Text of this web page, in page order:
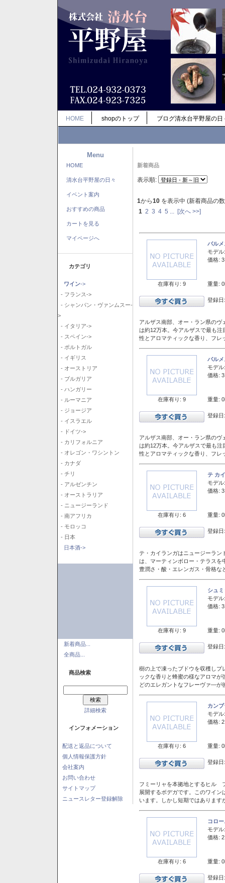
HOME shopのトップ ブログ清水台平野屋の日
Menu
HOME
清水台平野屋の日々
イベント案内
おすすめの商品
カートを見る
マイページへ
カテゴリ
ワイン->
- フランス->
- シャンパン・ヴァンムスー-
>
- イタリア->
- スペイン->
- ポルトガル
- イギリス
- オーストリア
- ブルガリア
- ハンガリー
- ルーマニア
- ジョージア
- イスラエル
- ドイツ->
- カリフォルニア
- オレゴン・ワシントン
- カナダ
- チリ
- アルゼンチン
- オーストラリア
- ニュージーランド
- 南アフリカ
- モロッコ
- 日本
日本酒->
新着商品...
全商品...
商品検索
詳細検索
インフォメーション
配送と返品について
個人情報保護方針
会社案内
お問い合わせ
サイトマップ
ニュースレター登録解除
新着商品
表示順:
1から10 を表示中 (新着商品の
1 2 3 4 5 [次へ >>]
在庫有り: 9
バル
モデル:
価格:
重量:
登録
アルザス南部、オー・ラン県の
は約12万本。今アルザスで最も
性とアロマティックな香り、フレ
在庫有り: 9
バル
モデル:
価格:
重量:
登録
アルザス南部、オー・ラン県の
は約12万本。今アルザスで最も
性とアロマティックな香り、フレ
在庫有り: 6
テ カ
モデル:
価格:
重量:
登録
テ・カイランガはニュージーラン
は、マーティンボロー・テラスを
豊潤さ・酸・エレンガス・骨格
在庫有り: 9
シュ
モデル:
価格:
重量:
登録
樹の上で凍ったブドウを収穫しプ
ックな香りと蜂蜜の様なアロマ
どのエレガントなフレーヴァ―が
在庫有り: 6
カン
モデル:
価格:
重量:
登録
フミーリャを本拠地とするヒル
展開するボデガです。このワイ
います。しかし短期ではありま
在庫有り: 6
コロ
モデル:
価格:
重量:
登録